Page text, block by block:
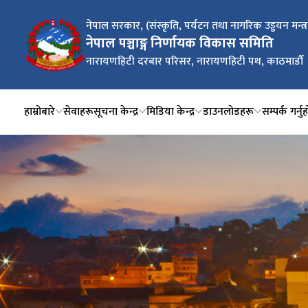
नेपाल सरकार, (संस्कृति, पर्यटन तथा नागरिक उड्डयन
नेपाल पञ्चाङ्ग निर्णायक विकास समिति
नारायणहिटी दरबार परिसर, नारायणहिटी पथ, काठमाडौँ
हाम्रोबारे सेवाहरूसूचना केन्द्र मिडिया केन्द्र डाउनलोडहरू सम्पर्क